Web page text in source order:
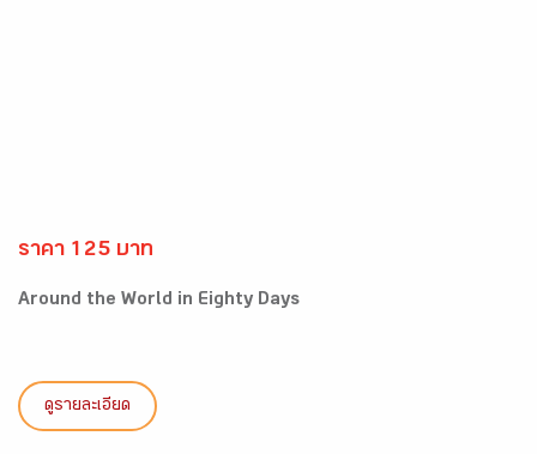
ราคา 125 บาท
Around the World in Eighty Days
ดูรายละเอียด